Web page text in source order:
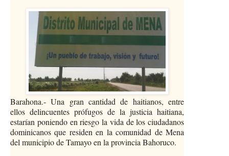
Barahona.- Una gran cantidad de haitianos, entre
ellos delincuentes prófugos de la justicia haitiana,
estarían poniendo en riesgo la vida de los ciudadanos
dominicanos que residen en la comunidad de Mena
del municipio de Tamayo en la provincia Bahoruco.